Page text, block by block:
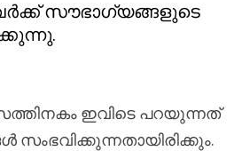
സൗഭാഗ്യങ്ങളുടെ
ഇവിടെ പറയുന്നത്
സംഭവിക്കുന്നതായിരിക്കും.